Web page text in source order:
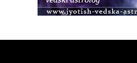
Access BARS®, otpusti stres